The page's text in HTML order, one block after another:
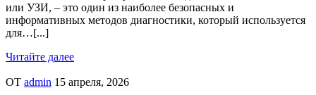
или УЗИ, – это один из наиболее безопасных и
информативных методов диагностики, который используется
для…[...]
Читайте далее
ОТ admin 15 апреля, 2026